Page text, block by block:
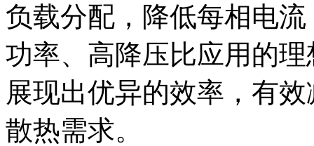
负载分配，降低每相电
功率、高降压比应用的
展现出优异的效率，有
散热需求。